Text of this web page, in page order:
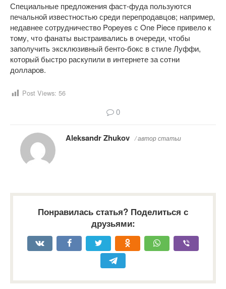
Специальные предложения фаст-фуда пользуются
печальной известностью среди перепродавцов; например,
недавнее сотрудничество Popeyes с One Piece привело к
тому, что фанаты выстраивались в очереди, чтобы
заполучить эксклюзивный бенто-бокс в стиле Луффи,
который быстро раскупили в интернете за сотни
долларов.
Post Views: 56
0
Aleksandr Zhukov / автор статьи
Понравилась статья? Поделиться с
друзьями: